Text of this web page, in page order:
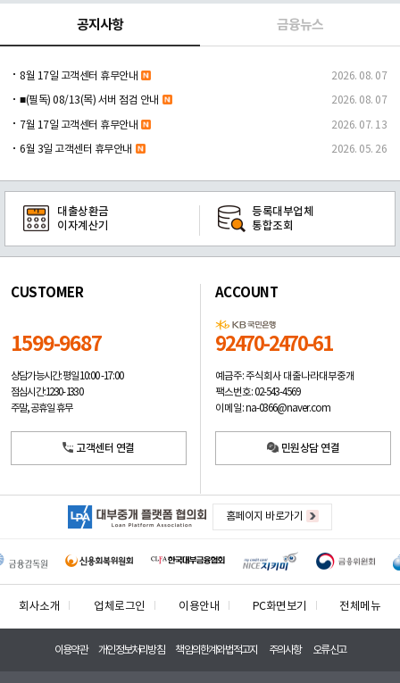
공지사항 금융뉴스
8월 17일 고객센터 휴무안내 2026. 08. 07
■(필독) 08/13(목) 서버 점검 안내 2026. 08. 07
7월 17일 고객센터 휴무안내 2026. 07. 13
6월 3일 고객센터 휴무안내 2026. 05. 26
대출상환금
이자계산기
등록대부업체
통합조회
CUSTOMER
1599-9687
상담가능시간: 평일10:00 -17:00
점심시간: 12:30 - 13:30
주말, 공휴일 휴무
고객센터 연결
ACCOUNT
92470-2470-61
예금주: 주식회사 대출나라대부중개
팩스번호: 02-543-4569
이메일: na-0366@naver.com
민원상담 연결
홈페이지 바로가기
회사소개 업체로그인 이용안내 PC화면보기 전체메뉴
이용약관 개인정보처리방침 책임의한계와법적고지 주의사항 오류신고